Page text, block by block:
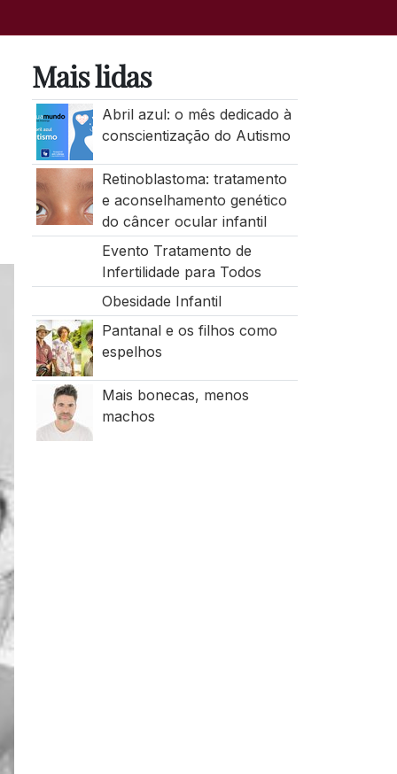
Mais lidas
Abril azul: o mês dedicado à
conscientização do Autismo
Retinoblastoma: tratamento
e aconselhamento genético
do câncer ocular infantil
Evento Tratamento de
Infertilidade para Todos
Obesidade Infantil
Pantanal e os filhos como
espelhos
Mais bonecas, menos
machos